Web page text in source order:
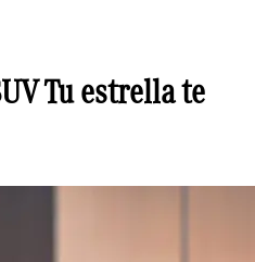
Tu estrella te